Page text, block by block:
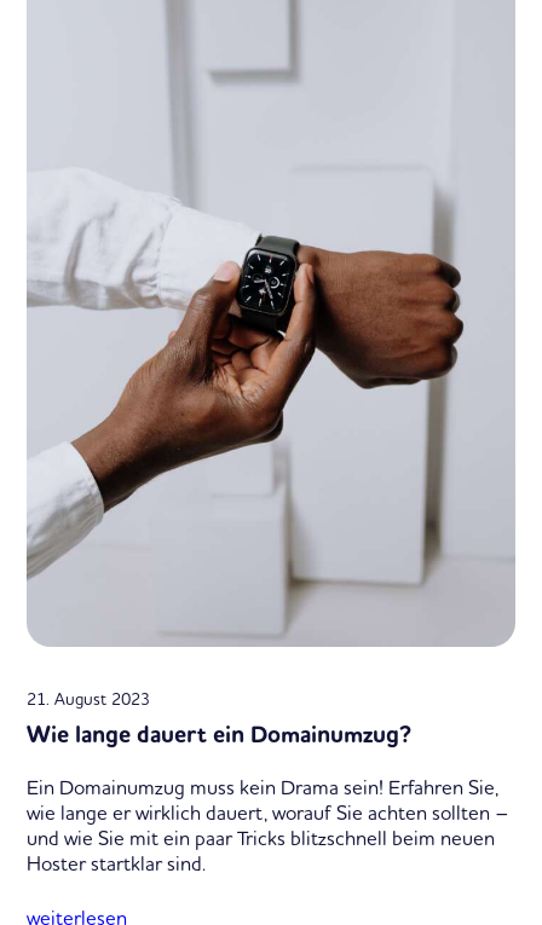
21. August 2023
Wie lange dauert ein Domainumzug?
Ein Domainumzug muss kein Drama sein! Erfahren Sie,
wie lange er wirklich dauert, worauf Sie achten sollten –
und wie Sie mit ein paar Tricks blitzschnell beim neuen
Hoster startklar sind.
weiterlesen